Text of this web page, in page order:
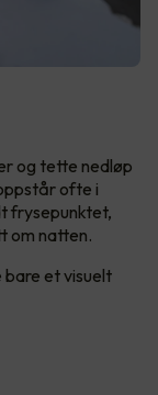
og tette nedløp
ofte i
frysepunktet,
om natten.
bare et visuelt